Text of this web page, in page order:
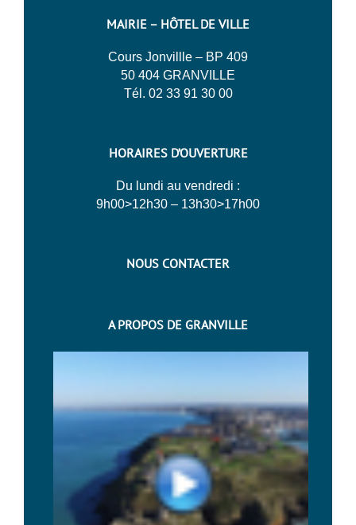
MAIRIE – HÔTEL DE VILLE
Cours Jonvillle – BP 409
50 404 GRANVILLE
Tél. 02 33 91 30 00
HORAIRES D’OUVERTURE
Du lundi au vendredi :
9h00>12h30 – 13h30>17h00
NOUS CONTACTER
A PROPOS DE GRANVILLE